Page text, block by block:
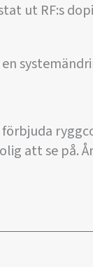
ut RF:s
att se på.